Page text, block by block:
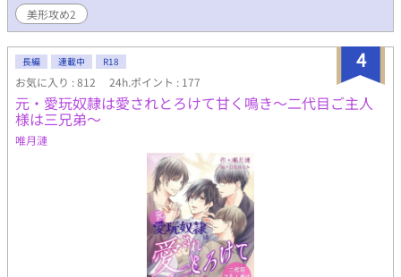
美形攻め2
4
長編 連載中 R18
お気に入り : 812 24h.ポイント : 177
元・愛玩奴隷は愛されとろけて甘く鳴き～二代目ご主人
様は三兄弟～
唯月漣